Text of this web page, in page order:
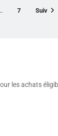
7 Suiv
les achats